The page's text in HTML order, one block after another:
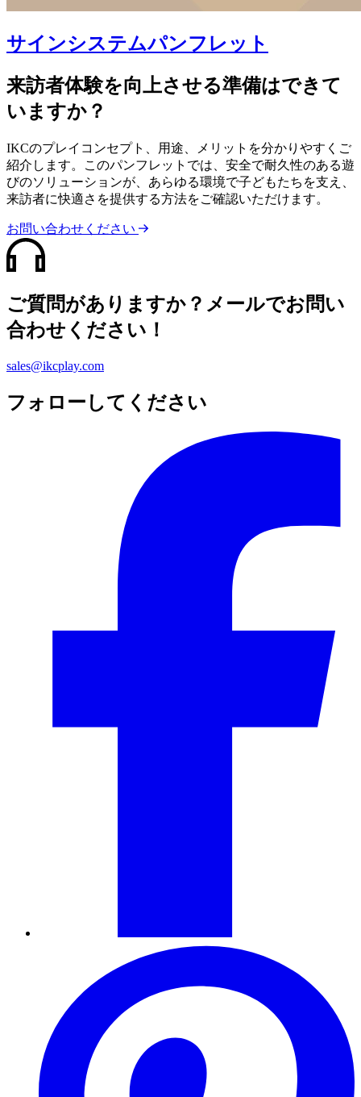
サインシステムパンフレット
来訪者体験を向上させる準備はできて
いますか？
IKCのプレイコンセプト、用途、メリットを分かりやすくご
紹介します。このパンフレットでは、安全で耐久性のある遊
びのソリューションが、あらゆる環境で子どもたちを支え、
来訪者に快適さを提供する方法をご確認いただけます。
お問い合わせください
ご質問がありますか？メールでお問い
合わせください！
sales@ikcplay.com
フォローしてください